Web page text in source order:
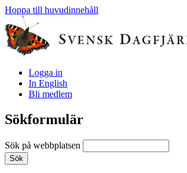
Hoppa till huvudinnehåll
Logga in
In English
Bli medlem
Sökformulär
Sök på webbplatsen